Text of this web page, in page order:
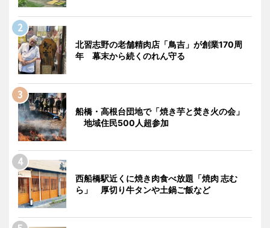
北習志野の老舗精肉店「鳥吉」が創業170周
年 幕末から続くのれん守る
船橋・高根台団地で「焼き芋と焚き火の会」
地域住民500人超参加
西船橋駅近くに焼き肉食べ放題「焼肉 志む
ら」 厚切り牛タンや土鍋ご飯など